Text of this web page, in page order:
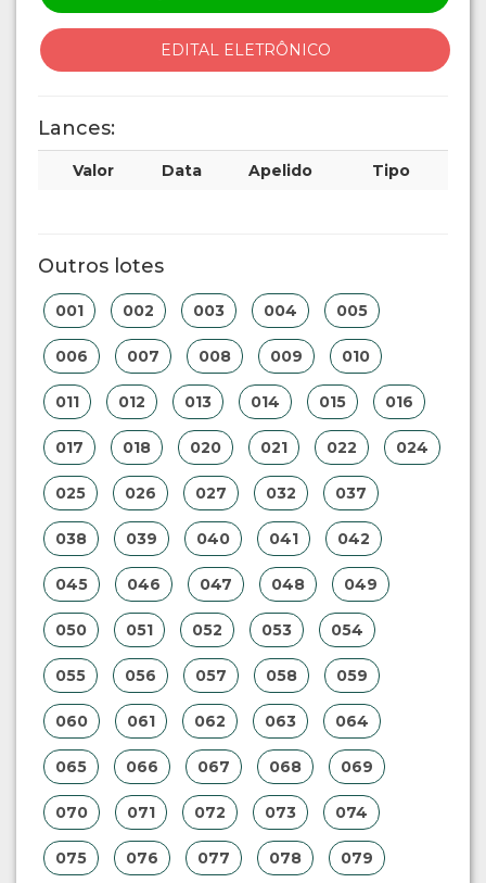
EDITAL ELETRÔNICO
Lances:
Valor Data Apelido Tipo
Outros lotes
001 002 003 004 005
006 007 008 009 010
011 012 013 014 015 016
017 018 020 021 022 024
025 026 027 032 037
038 039 040 041 042
045 046 047 048 049
050 051 052 053 054
055 056 057 058 059
060 061 062 063 064
065 066 067 068 069
070 071 072 073 074
075 076 077 078 079